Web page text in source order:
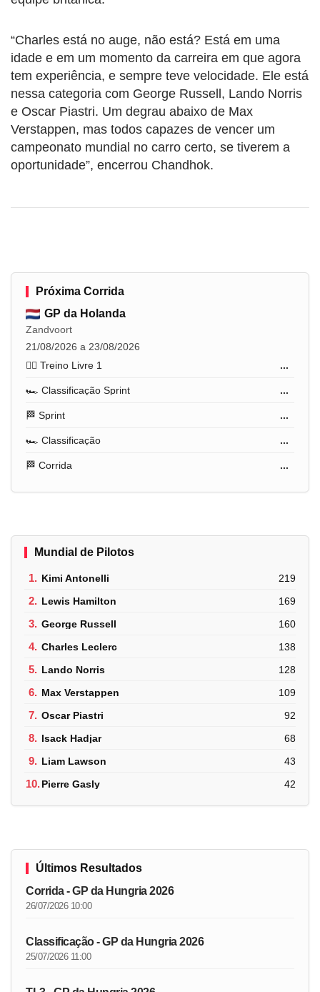
“Charles está no auge, não está? Está em uma
idade e em um momento da carreira em que agora
tem experiência, e sempre teve velocidade. Ele está
nessa categoria com George Russell, Lando Norris
e Oscar Piastri. Um degrau abaixo de Max
Verstappen, mas todos capazes de vencer um
campeonato mundial no carro certo, se tiverem a
oportunidade”, encerrou Chandhok.
Próxima Corrida
GP da Holanda
Zandvoort
21/08/2026 a 23/08/2026
🏋️‍♂️ Treino Livre 1
...
🏎️ Classificação Sprint ...
🏁 Sprint ...
🏎️ Classificação ...
🏁 Corrida ...
Mundial de Pilotos
1. Kimi Antonelli 219
2. Lewis Hamilton 169
3. George Russell 160
4. Charles Leclerc 138
5. Lando Norris 128
6. Max Verstappen 109
7. Oscar Piastri 92
8. Isack Hadjar 68
9. Liam Lawson 43
10.Pierre Gasly 42
Últimos Resultados
Corrida - GP da Hungria 2026
26/07/2026 10:00
Classificação - GP da Hungria 2026
25/07/2026 11:00